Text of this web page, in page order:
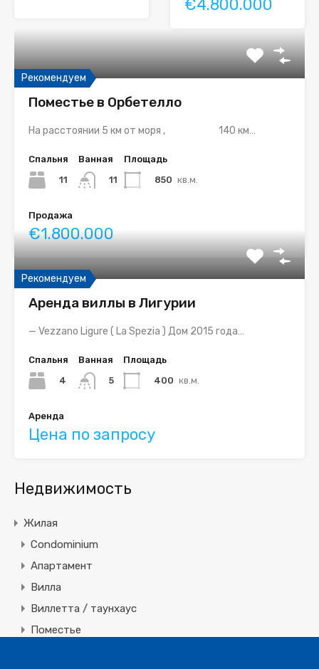
€4.800.000
Рекомендуем
Поместье в Орбетелло
На расстоянии 5 км от моря , 140 км…
Спальня
11
Ванная
11
Площадь
850 кв.м.
Продажа
€1.800.000
Рекомендуем
Аренда виллы в Лигурии
— Vezzano Ligure ( La Spezia ) Дом 2015 года…
Спальня
4
Ванная
5
Площадь
400 кв.м.
Аренда
Цена по запросу
Недвижимость
Жилая
Condominium
Апартамент
Вилла
Виллетта / таунхаус
Поместье